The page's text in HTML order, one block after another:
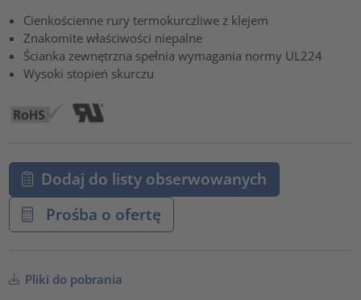
Cienkościenne rury termokurczliwe z klejem
Znakomite właściwości niepalne
Ścianka zewnętrzna spełnia wymagania normy UL224
Wysoki stopień skurczu
Dodaj do listy obserwowanych
Prośba o ofertę
Pliki do pobrania